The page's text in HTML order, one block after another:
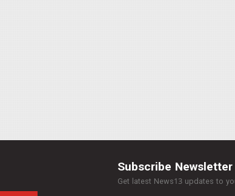
Subscribe Newsletter
Get latest News13 updates to